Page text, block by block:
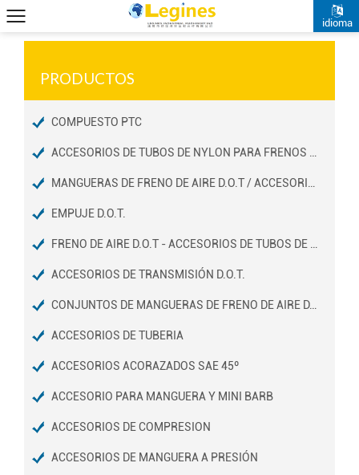
idioma
PRODUCTOS
COMPUESTO PTC
EMPUJE D.O.T.
ACCESORIOS DE TRANSMISIÓN D.O.T.
CONJUNTOS DE MANGUERAS DE FRENO DE AIRE D.O.T
ACCESORIOS DE TUBERIA
ACCESORIOS ACORAZADOS SAE 45º
ACCESORIO PARA MANGUERA Y MINI BARB
ACCESORIOS DE COMPRESION
ACCESORIOS DE MANGUERA A PRESIÓN